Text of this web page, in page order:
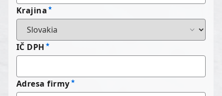
Krajina
IČ DPH
Adresa firmy